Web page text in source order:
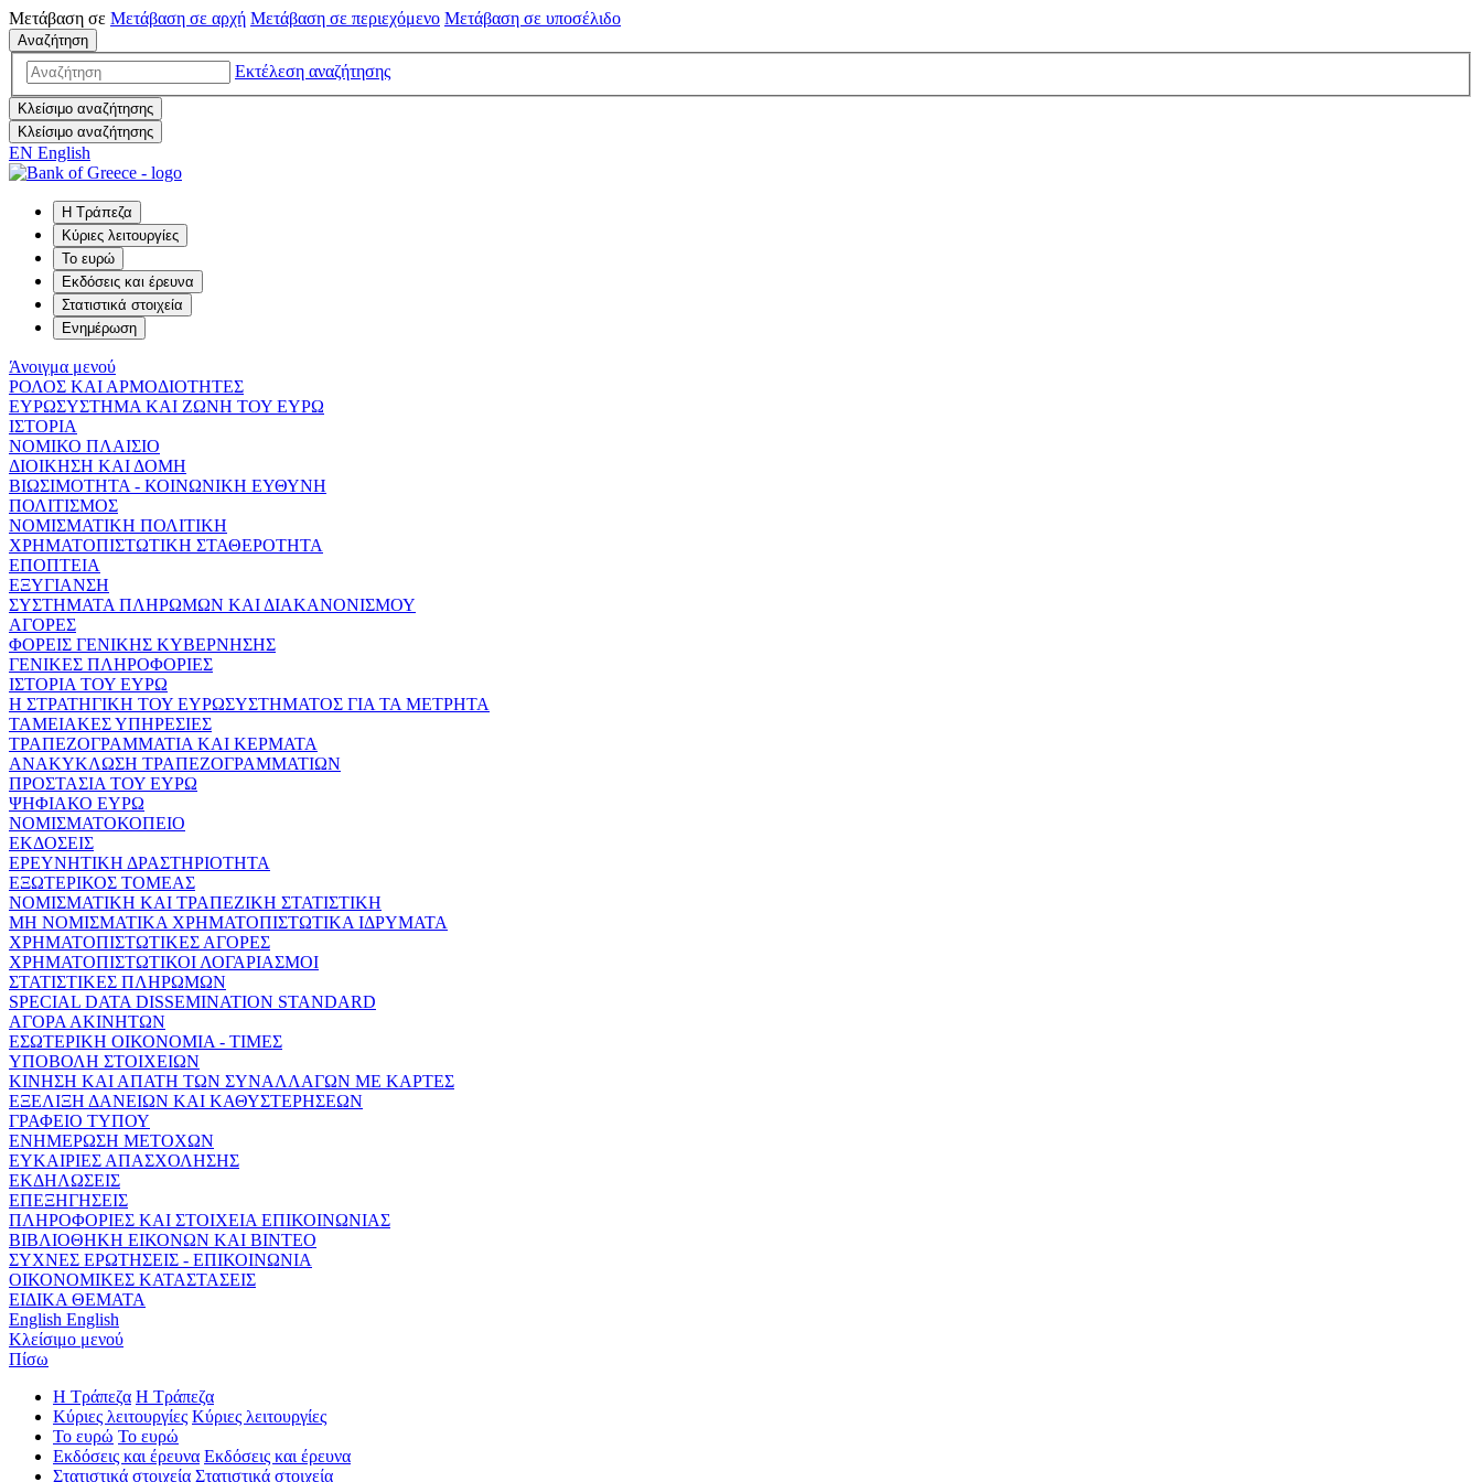
Μετάβαση σε Μετάβαση σε αρχή Μετάβαση σε περιεχόμενο Μετάβαση σε υποσέλιδο
Αναζήτηση
Εκτέλεση αναζήτησης
Κλείσιμο αναζήτησης
Κλείσιμο αναζήτησης
EN English
Η Τράπεζα
Κύριες λειτουργίες
Το ευρώ
Εκδόσεις και έρευνα
Στατιστικά στοιχεία
Ενημέρωση
Άνοιγμα μενού
ΡΟΛΟΣ ΚΑΙ ΑΡΜΟΔΙΟΤΗΤΕΣ
ΕΥΡΩΣΥΣΤΗΜΑ ΚΑΙ ΖΩΝΗ ΤΟΥ ΕΥΡΩ
ΙΣΤΟΡΙΑ
ΝΟΜΙΚΟ ΠΛΑΙΣΙΟ
ΔΙΟΙΚΗΣΗ ΚΑΙ ΔΟΜΗ
ΒΙΩΣΙΜΟΤΗΤΑ - ΚΟΙΝΩΝΙΚΗ ΕΥΘΥΝΗ
ΠΟΛΙΤΙΣΜΟΣ
ΝΟΜΙΣΜΑΤΙΚΗ ΠΟΛΙΤΙΚΗ
ΧΡΗΜΑΤΟΠΙΣΤΩΤΙΚΗ ΣΤΑΘΕΡΟΤΗΤΑ
ΕΠΟΠΤΕΙΑ
ΕΞΥΓΙΑΝΣΗ
ΣΥΣΤΗΜΑΤΑ ΠΛΗΡΩΜΩΝ ΚΑΙ ΔΙΑΚΑΝΟΝΙΣΜΟΥ
ΑΓΟΡΕΣ
ΦΟΡΕΙΣ ΓΕΝΙΚΗΣ ΚΥΒΕΡΝΗΣΗΣ
ΓΕΝΙΚΕΣ ΠΛΗΡΟΦΟΡΙΕΣ
ΙΣΤΟΡΙΑ ΤΟΥ ΕΥΡΩ
Η ΣΤΡΑΤΗΓΙΚΗ ΤΟΥ ΕΥΡΩΣΥΣΤΗΜΑΤΟΣ ΓΙΑ ΤΑ ΜΕΤΡΗΤΑ
ΤΑΜΕΙΑΚΕΣ ΥΠΗΡΕΣΙΕΣ
ΤΡΑΠΕΖΟΓΡΑΜΜΑΤΙΑ ΚΑΙ ΚΕΡΜΑΤΑ
ΑΝΑΚΥΚΛΩΣΗ ΤΡΑΠΕΖΟΓΡΑΜΜΑΤΙΩΝ
ΠΡΟΣΤΑΣΙΑ ΤΟΥ ΕΥΡΩ
ΨΗΦΙΑΚΟ ΕΥΡΩ
ΝΟΜΙΣΜΑΤΟΚΟΠΕΙΟ
ΕΚΔΟΣΕΙΣ
ΕΡΕΥΝΗΤΙΚΗ ΔΡΑΣΤΗΡΙΟΤΗΤΑ
ΕΞΩΤΕΡΙΚΟΣ ΤΟΜΕΑΣ
ΝΟΜΙΣΜΑΤΙΚΗ ΚΑΙ ΤΡΑΠΕΖΙΚΗ ΣΤΑΤΙΣΤΙΚΗ
ΜΗ ΝΟΜΙΣΜΑΤΙΚΑ ΧΡΗΜΑΤΟΠΙΣΤΩΤΙΚΑ ΙΔΡΥΜΑΤΑ
ΧΡΗΜΑΤΟΠΙΣΤΩΤΙΚΕΣ ΑΓΟΡΕΣ
ΧΡΗΜΑΤΟΠΙΣΤΩΤΙΚΟΙ ΛΟΓΑΡΙΑΣΜΟΙ
ΣΤΑΤΙΣΤΙΚΕΣ ΠΛΗΡΩΜΩΝ
SPECIAL DATA DISSEMINATION STANDARD
ΑΓΟΡΑ ΑΚΙΝΗΤΩΝ
ΕΣΩΤΕΡΙΚΗ ΟΙΚΟΝΟΜΙΑ - ΤΙΜΕΣ
ΥΠΟΒΟΛΗ ΣΤΟΙΧΕΙΩΝ
ΚΙΝΗΣΗ ΚΑΙ ΑΠΑΤΗ ΤΩΝ ΣΥΝΑΛΛΑΓΩΝ ΜΕ ΚΑΡΤΕΣ
ΕΞΕΛΙΞΗ ΔΑΝΕΙΩΝ ΚΑΙ ΚΑΘΥΣΤΕΡΗΣΕΩΝ
ΓΡΑΦΕΙΟ ΤΥΠΟΥ
ΕΝΗΜΕΡΩΣΗ ΜΕΤΟΧΩΝ
ΕΥΚΑΙΡΙΕΣ ΑΠΑΣΧΟΛΗΣΗΣ
ΕΚΔΗΛΩΣΕΙΣ
ΕΠΕΞΗΓΗΣΕΙΣ
ΠΛΗΡΟΦΟΡΙΕΣ ΚΑΙ ΣΤΟΙΧΕΙΑ ΕΠΙΚΟΙΝΩΝΙΑΣ
ΒΙΒΛΙΟΘΗΚΗ ΕΙΚΟΝΩΝ ΚΑΙ ΒΙΝΤΕΟ
ΣΥΧΝΕΣ ΕΡΩΤΗΣΕΙΣ - ΕΠΙΚΟΙΝΩΝΙΑ
ΟΙΚΟΝΟΜΙΚΕΣ ΚΑΤΑΣΤΑΣΕΙΣ
ΕΙΔΙΚΑ ΘΕΜΑΤΑ
English English
Κλείσιμο μενού
Πίσω
Η Τράπεζα Η Τράπεζα
Κύριες λειτουργίες Κύριες λειτουργίες
Το ευρώ Το ευρώ
Εκδόσεις και έρευνα Εκδόσεις και έρευνα
Στατιστικά στοιχεία Στατιστικά στοιχεία